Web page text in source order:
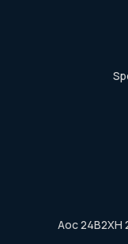
Aoc 24B2XH